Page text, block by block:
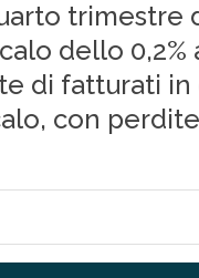
trimestre
dello
di fatturati in
con